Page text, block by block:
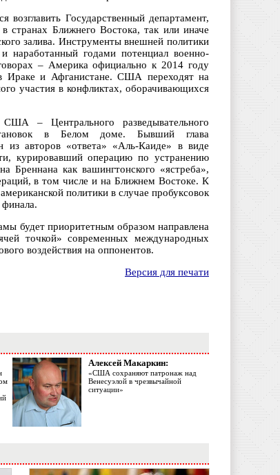
Государственный департамент,
Ближнего Востока, так или иначе
залива. Инструменты внешней политики
годами потенциал военно-
– Америка официально к 2014 году
Ираке и Афганистане. США переходят на
участия в конфликтах, оборачивающихся
США – Центрального разведывательного
в Белом доме. Бывший глава
из авторов «ответа» «Аль-Каиде» в виде
курировавший операцию по устранению
Бреннана как вашингтонского «ястреба»,
в том числе и на Ближнем Востоке. К
политики в случае пробуксовок
будет приоритетным образом направлена
точкой» современных международных
воздействия на оппонентов.
Версия для печати
Алексей Макаркин:
«США сохраняют патронаж над
Венесуэлой в чрезвычайной
ситуации»